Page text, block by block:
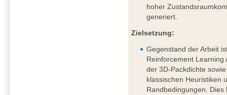
hoher
generiert.
Zielsetzung:
Gegenstand der Arbeit
Reinforcement
der 3D-Packdichte
klassischen Heuristiken
Randbedingungen.